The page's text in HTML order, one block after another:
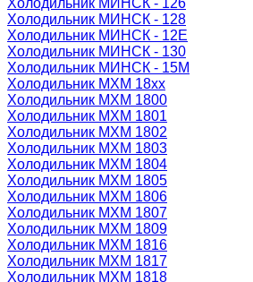
Холодильник МИНСК - 126
Холодильник МИНСК - 128
Холодильник МИНСК - 12Е
Холодильник МИНСК - 130
Холодильник МИНСК - 15М
Холодильник МХМ 18xx
Холодильник МХМ 1800
Холодильник МХМ 1801
Холодильник МХМ 1802
Холодильник МХМ 1803
Холодильник МХМ 1804
Холодильник МХМ 1805
Холодильник МХМ 1806
Холодильник МХМ 1807
Холодильник МХМ 1809
Холодильник МХМ 1816
Холодильник МХМ 1817
Холодильник МХМ 1818